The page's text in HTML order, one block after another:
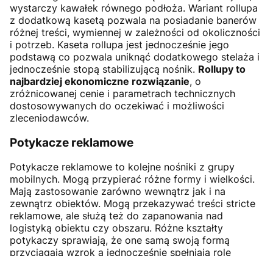
wystarczy kawałek równego podłoża. Wariant rollupa
z dodatkową kasetą pozwala na posiadanie banerów
różnej treści, wymiennej w zależności od okoliczności
i potrzeb. Kaseta rollupa jest jednocześnie jego
podstawą co pozwala uniknąć dodatkowego stelaża i
jednocześnie stopą stabilizującą nośnik. Rollupy to
najbardziej ekonomiczne rozwiązanie, o
zróżnicowanej cenie i parametrach technicznych
dostosowywanych do oczekiwać i możliwości
zleceniodawców.
Potykacze reklamowe
Potykacze reklamowe to kolejne nośniki z grupy
mobilnych. Mogą przypierać różne formy i wielkości.
Mają zastosowanie zarówno wewnątrz jak i na
zewnątrz obiektów. Mogą przekazywać treści stricte
reklamowe, ale służą też do zapanowania nad
logistyką obiektu czy obszaru. Różne kształty
potykaczy sprawiają, że one samą swoją formą
przyciągają wzrok a jednocześnie spełniają rolę